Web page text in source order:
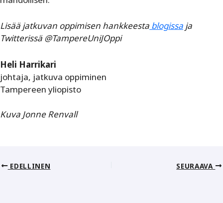
Lisää jatkuvan oppimisen hankkeesta blogissa ja
Twitterissä @TampereUniJOppi
Heli Harrikari
johtaja, jatkuva oppiminen
Tampereen yliopisto
Kuva Jonne Renvall
EDELLINEN SEURAAVA